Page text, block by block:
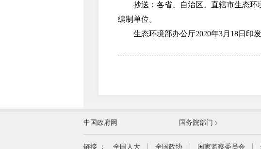
抄送：各省、自治区、直辖市生态环
编制单位。
生态环境部办公厅2020年3月18日印发
外交部
国家民族事务委员会
中国政府网 国务院部门
链接 ： 全国人大 全国政协 国家监察委员会